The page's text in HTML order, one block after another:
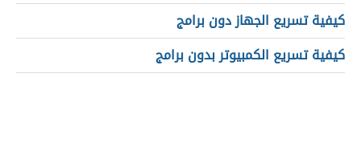
كيفية تسريع الجهاز دون برامج
كيفية تسريع الكمبيوتر بدون برامج